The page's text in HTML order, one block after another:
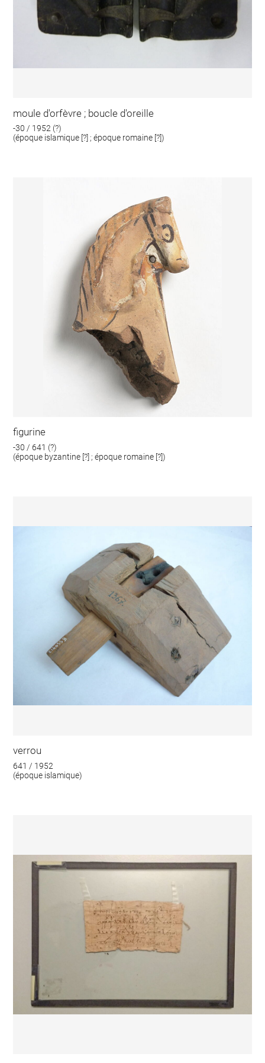
moule d'orfèvre ; boucle d'oreille
-30 / 1952 (?)
(époque islamique [?] ; époque romaine [?])
figurine
-30 / 641 (?)
(époque byzantine [?] ; époque romaine [?])
verrou
641 / 1952
(époque islamique)